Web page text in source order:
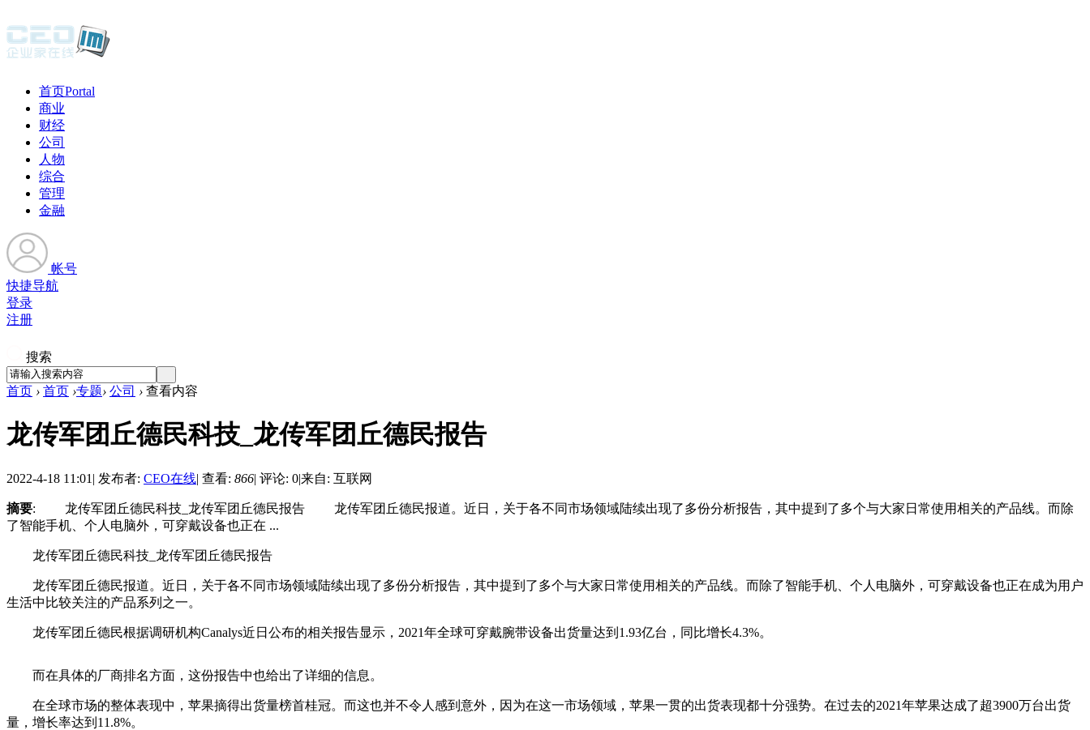
首页Portal
商业
财经
公司
人物
综合
管理
金融
帐号
快捷导航
登录
注册
搜索
首页 › 首页 ›专题› 公司 › 查看内容
龙传军团丘德民科技_龙传军团丘德民报告
2022-4-18 11:01 | 发布者: CEO在线| 查看: 866| 评论: 0|来自: 互联网
摘要: 龙传军团丘德民科技_龙传军团丘德民报告 龙传军团丘德民报道。近日，关于各不同市场领域陆续出现了多份分析报告，其中提到了多个与大家日常使用相关的产品线。而除
了智能手机、个人电脑外，可穿戴设备也正在 ...
龙传军团丘德民科技_龙传军团丘德民报告
龙传军团丘德民报道。近日，关于各不同市场领域陆续出现了多份分析报告，其中提到了多个与大家日常使用相关的产品线。而除了智能手机、个人电脑外，可穿戴设备也正在成为用户
生活中比较关注的产品系列之一。
龙传军团丘德民根据调研机构Canalys近日公布的相关报告显示，2021年全球可穿戴腕带设备出货量达到1.93亿台，同比增长4.3%。
而在具体的厂商排名方面，这份报告中也给出了详细的信息。
在全球市场的整体表现中，苹果摘得出货量榜首桂冠。而这也并不令人感到意外，因为在这一市场领域，苹果一贯的出货表现都十分强势。在过去的2021年苹果达成了超3900万台出货
量，增长率达到11.8%。